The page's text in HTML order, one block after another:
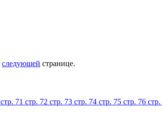
следующей странице.
стр. 71 стр. 72 стр. 73 стр. 74 стр. 75 стр. 76